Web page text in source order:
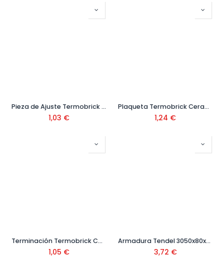
Pieza de Ajuste Termobrick Ceranor
1,03 €
Plaqueta Termobrick Ceranor
1,24 €
Terminación Termobrick Ceranor
1,05 €
Armadura Tendel 3050x80x4mm
3,72 €